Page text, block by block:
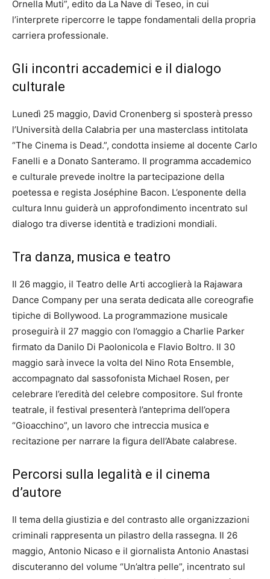
Ornella Muti”, edito da La Nave di Teseo, in cui
l’interprete ripercorre le tappe fondamentali della propria
carriera professionale.
Gli incontri accademici e il dialogo
culturale
Lunedì 25 maggio, David Cronenberg si sposterà presso
l’Università della Calabria per una masterclass intitolata
“The Cinema is Dead.”, condotta insieme al docente Carlo
Fanelli e a Donato Santeramo. Il programma accademico
e culturale prevede inoltre la partecipazione della
poetessa e regista Joséphine Bacon. L’esponente della
cultura Innu guiderà un approfondimento incentrato sul
dialogo tra diverse identità e tradizioni mondiali.
Tra danza, musica e teatro
Il 26 maggio, il Teatro delle Arti accoglierà la Rajawara
Dance Company per una serata dedicata alle coreografie
tipiche di Bollywood. La programmazione musicale
proseguirà il 27 maggio con l’omaggio a Charlie Parker
firmato da Danilo Di Paolonicola e Flavio Boltro. Il 30
maggio sarà invece la volta del Nino Rota Ensemble,
accompagnato dal sassofonista Michael Rosen, per
celebrare l’eredità del celebre compositore. Sul fronte
teatrale, il festival presenterà l’anteprima dell’opera
“Gioacchino”, un lavoro che intreccia musica e
recitazione per narrare la figura dell’Abate calabrese.
Percorsi sulla legalità e il cinema
d’autore
Il tema della giustizia e del contrasto alle organizzazioni
criminali rappresenta un pilastro della rassegna. Il 26
maggio, Antonio Nicaso e il giornalista Antonio Anastasi
discuteranno del volume “Un’altra pelle”, incentrato sul